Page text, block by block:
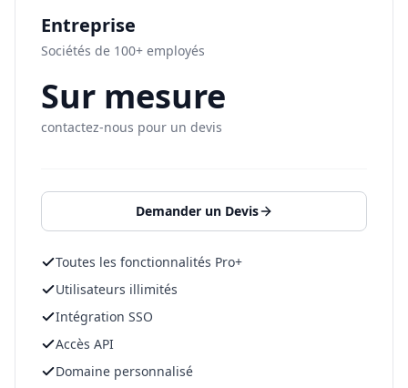
Entreprise
Sociétés de 100+ employés
Sur mesure
contactez-nous pour un devis
Demander un Devis
Toutes les fonctionnalités Pro+
Utilisateurs illimités
Intégration SSO
Accès API
Domaine personnalisé